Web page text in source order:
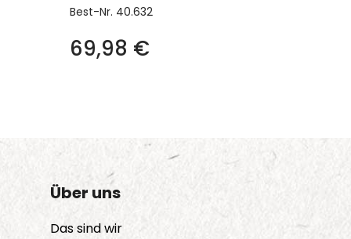
Best-Nr. 40.632
69,98 €
Über uns
Das sind wir